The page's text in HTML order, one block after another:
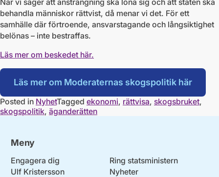
När vi säger att ansträngning ska löna sig och att staten ska
behandla människor rättvist, då menar vi det. För ett
samhälle där förtroende, ansvarstagande och långsiktighet
belönas – inte bestraffas.
Läs mer om beskedet här.
Läs mer om Moderaternas skogspolitik här
Posted in NyhetTagged ekonomi, rättvisa, skogsbruket,
skogspolitik, äganderätten
Meny
Engagera dig
Ulf Kristersson
Ring statsministern
Nyheter